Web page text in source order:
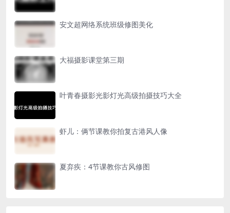
安文超网络系统班级修图美化
大福摄影课堂第三期
叶青春摄影光影灯光高级拍摄技巧大全
虾儿：俩节课教你拍复古港风人像
夏弃疾：4节课教你古风修图